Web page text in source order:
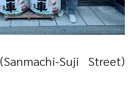
Suji Street)